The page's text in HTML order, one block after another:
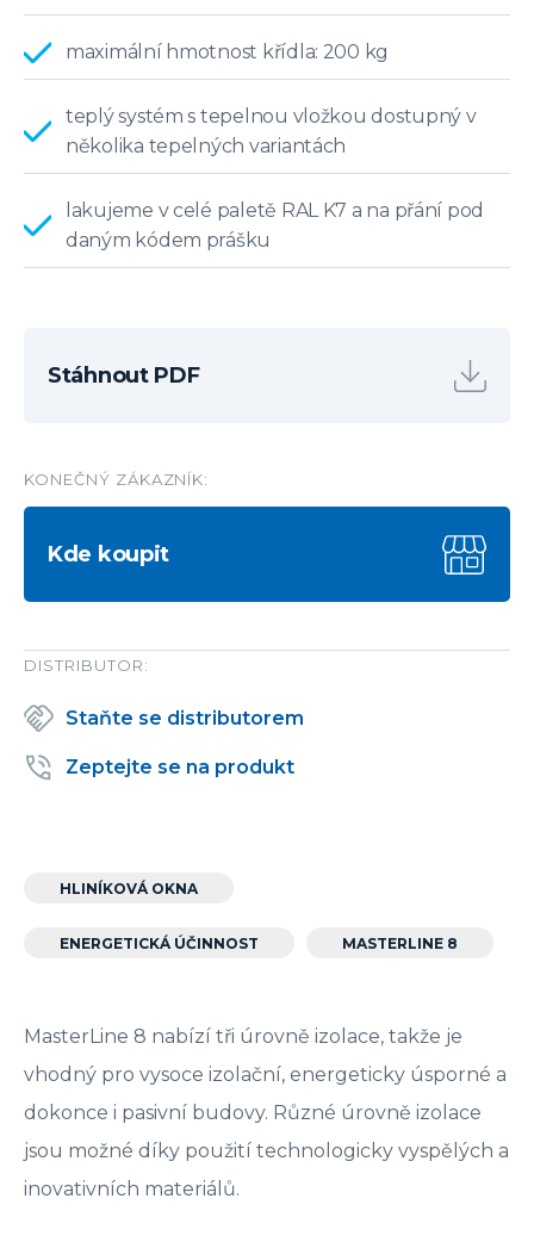
maximální hmotnost křídla: 200 kg
teplý systém s tepelnou vložkou dostupný v
několika tepelných variantách
lakujeme v celé paletě RAL K7 a na přání pod
daným kódem prášku
Stáhnout PDF
KONEČNÝ ZÁKAZNÍK:
Kde koupit
DISTRIBUTOR:
Staňte se distributorem
Zeptejte se na produkt
HLINÍKOVÁ OKNA
ENERGETICKÁ ÚČINNOST MASTERLINE 8
MasterLine 8 nabízí tři úrovně izolace, takže je
vhodný pro vysoce izolační, energeticky úsporné a
dokonce i pasivní budovy. Různé úrovně izolace
jsou možné díky použití technologicky vyspělých a
inovativních materiálů.